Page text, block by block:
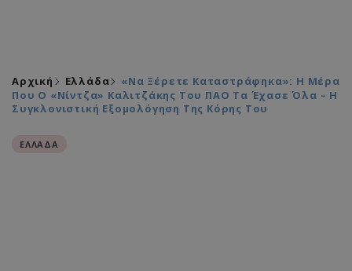
Αρχική Ελλάδα
«Να Ξέρετε Καταστράφηκα»: H Μέρα
Που Ο «Νίντζα» Καλιτζάκης Του ΠΑΟ Τα Έχασε Όλα – Η
Συγκλονιστική Εξομολόγηση Της Κόρης Του
ΕΛΛΑΔΑ